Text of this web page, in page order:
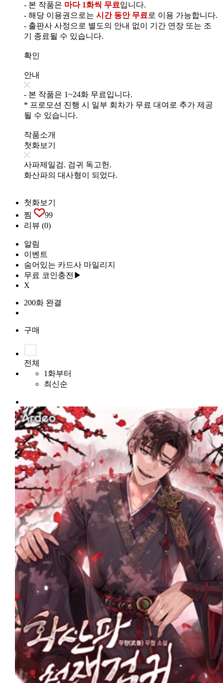
- 본 작품은 마다 1화씩 무료입니다.
- 해당 이용권으로는 시간 동안 무료 로 이용 가능합니다.
- 출판사 사정으로 별도의 안내 없이 기간 연장 또는 조
기 종료될 수 있습니다.
확인
안내
- 본 작품은 1~24화 무료입니다.
* 프로모션 진행 시 일부 회차가 무료 대여로 추가 제공
될 수 있습니다.
작품소개
첫화보기
사파제일검. 검귀 독고헌.
화산파의 대사형이 되었다.
첫화보기
찜
99
리뷰 (0)
알림
이벤트
숨어있는 카드사 마일리지
무료 코인충전▶
X
200화 완결
구매
전체
1화부터
최신순